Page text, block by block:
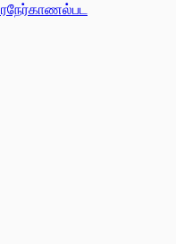
நேர்காணல்பட